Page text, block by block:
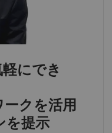
にでき
クを活用
を提示